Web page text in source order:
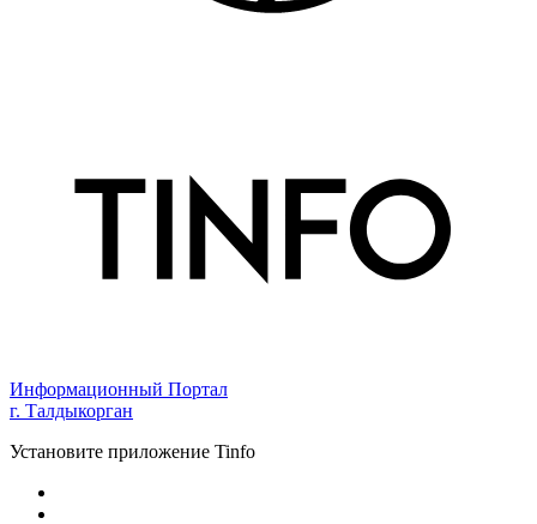
Информационный Портал
г. Талдыкорган
Установите приложение Tinfo